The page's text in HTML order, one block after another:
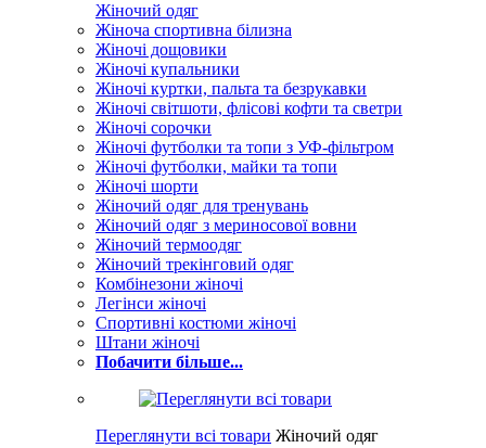
Жіночий одяг
Жіноча спортивна білизна
Жіночі дощовики
Жіночі купальники
Жіночі куртки, пальта та безрукавки
Жіночі світшоти, флісові кофти та светри
Жіночі сорочки
Жіночі футболки та топи з УФ-фільтром
Жіночі футболки, майки та топи
Жіночі шорти
Жіночий одяг для тренувань
Жіночий одяг з мериносової вовни
Жіночий термоодяг
Жіночий трекінговий одяг
Комбінезони жіночі
Легінси жіночі
Спортивні костюми жіночі
Штани жіночі
Побачити більше...
Переглянути всі товари Жіночий одяг